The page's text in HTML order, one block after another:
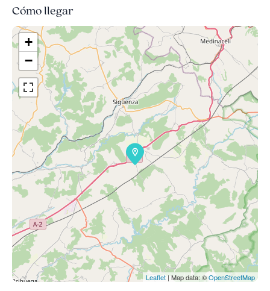
Cómo llegar
+
−
Leaflet | Map data: ©OpenStreetMap